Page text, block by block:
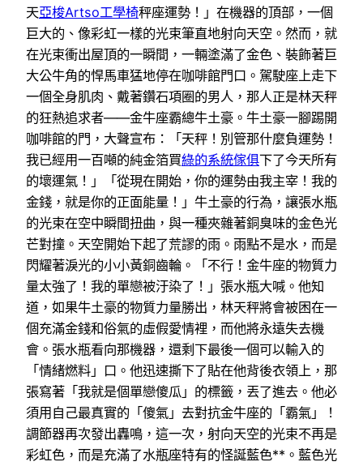
天亞梭Artso工學椅秤座運勢！」在機器的頂部，一個
巨大的、像彩虹一樣的光束筆直地射向天空。然而，就
在光束衝出屋頂的一瞬間，一輛塗滿了金色、裝飾著巨
大公牛角的悍馬車猛地停在咖啡館門口。駕駛座上走下
一個全身肌肉、戴著鑽石項圈的男人，那人正是林天秤
的狂熱追求者——金牛座霸總牛土豪。牛土豪一腳踢開
咖啡館的門，大聲宣布：「天秤！別管那什麼負運勢！
我已經用一百噸的純金箔買綠的系統傢俱下了今天所有
的壞運氣！」「從現在開始，你的運勢由我主宰！我的
金錢，就是你的正面能量！」牛土豪的行為，讓張水瓶
的光束在空中瞬間扭曲，與一種夾雜著銅臭味的金色光
芒對撞。天空開始下起了荒謬的雨。雨點不是水，而是
閃耀著淚光的小小黃銅齒輪。「不行！金牛座的物質力
量太強了！我的單戀被汙染了！」張水瓶大喊。他知
道，如果牛土豪的物質力量勝出，林天秤將會被困在一
個充滿金錢和俗氣的虛假愛情裡，而他將永遠失去機
會。張水瓶看向那機器，還剩下最後一個可以輸入的
「情緒燃料」口。他迅速撕下了貼在他背後衣領上，那
張寫著「我就是個單戀傻瓜」的標籤，丟了進去。他必
須用自己最真實的「傻氣」去對抗金牛座的「霸氣」！
調節器再次發出轟鳴，這一次，射向天空的光束不再是
彩虹色，而是充滿了水瓶座特有的怪誕藍色**。藍色光